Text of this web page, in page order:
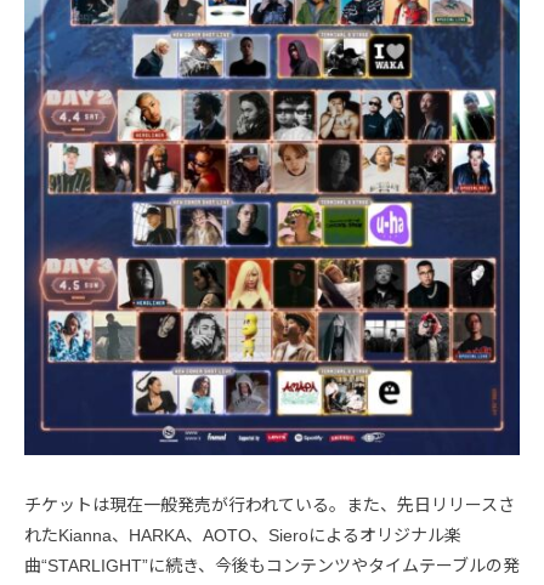
チケットは現在一般発売が行われている。また、先日リリースさ
れたKianna、HARKA、AOTO、Sieroによるオリジナル楽
曲“STARLIGHT”に続き、今後もコンテンツやタイムテーブルの発